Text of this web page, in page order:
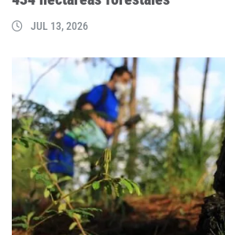
JUL 13, 2026